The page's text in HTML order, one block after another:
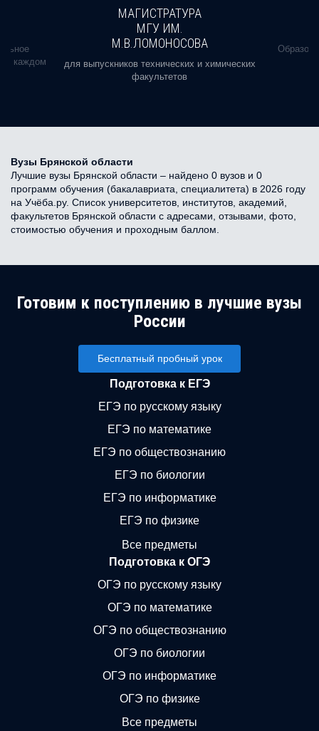
в каждом
МАГИСТРАТУРА
МГУ ИМ.
М.В.ЛОМОНОСОВА
для выпускников технических и химических
факультетов
Вузы Брянской области
Лучшие вузы Брянской области – найдено 0 вузов и 0
программ обучения (бакалавриата, специалитета) в 2026 году
на Учёба.ру. Список университетов, институтов, академий,
факультетов Брянской области с адресами, отзывами, фото,
стоимостью обучения и проходным баллом.
Готовим к поступлению в лучшие вузы
России
Бесплатный пробный урок
Подготовка к ЕГЭ
ЕГЭ по русскому языку
ЕГЭ по математике
ЕГЭ по обществознанию
ЕГЭ по биологии
ЕГЭ по информатике
ЕГЭ по физике
Все предметы
Подготовка к ОГЭ
ОГЭ по русскому языку
ОГЭ по математике
ОГЭ по обществознанию
ОГЭ по биологии
ОГЭ по информатике
ОГЭ по физике
Все предметы